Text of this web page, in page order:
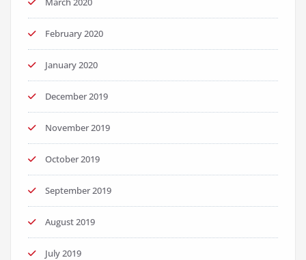
February 2020
January 2020
December 2019
November 2019
October 2019
September 2019
August 2019
July 2019